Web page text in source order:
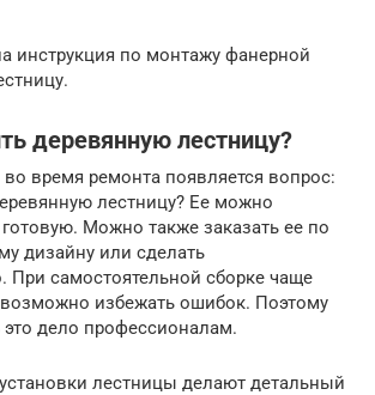
инструкция по монтажу фанерной
деревянную лестницу?
время ремонта появляется вопрос:
лестницу? Ее можно
Можно также заказать ее по
дизайну или сделать
При самостоятельной сборке чаще
избежать ошибок. Поэтому
дело профессионалам.
лестницы делают детальный